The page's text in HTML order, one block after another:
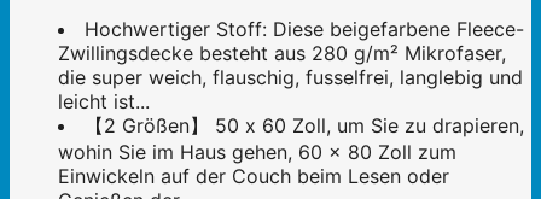
Hochwertiger Stoff: Diese beigefarbene Fleece-
Zwillingsdecke besteht aus 280 g/m² Mikrofaser,
die super weich, flauschig, fusselfrei, langlebig und
leicht ist...
【2 Größen】 50 x 60 Zoll, um Sie zu drapieren,
wohin Sie im Haus gehen, 60 x 80 Zoll zum
Einwickeln auf der Couch beim Lesen oder